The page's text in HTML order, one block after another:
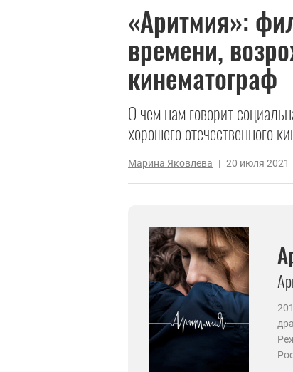
«Аритмия»:
времени,
кинематограф
О чем нам говорит
хорошего отечественного
Марина Яковлева | 20 июля 2021